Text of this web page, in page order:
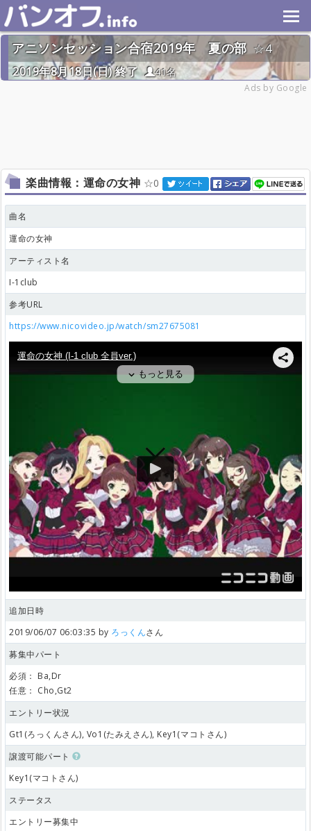
アニソンセッション合宿2019年 夏の部
4
2019年8月18日(日) 終了
41名
Ads by Google
楽曲情報：運命の女神 0
曲名
運命の女神
アーティスト名
I-1club
参考URL
https://www.nicovideo.jp/watch/sm27675081
追加日時
2019/06/07 06:03:35 by ろっくんさん
募集中パート
必須： Ba,Dr
任意： Cho,Gt2
エントリー状況
Gt1(ろっくんさん), Vo1(たみえさん), Key1(マコトさん)
譲渡可能パート
Key1(マコトさん)
ステータス
エントリー募集中